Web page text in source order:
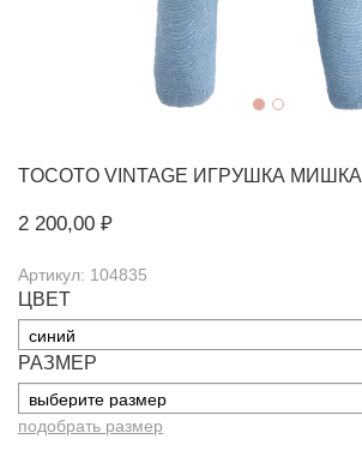
TOCOTO VINTAGE ИГРУШКА МИШКА
2 200,00 ₽
Артикул: 104835
ЦВЕТ
РАЗМЕР
подобрать размер